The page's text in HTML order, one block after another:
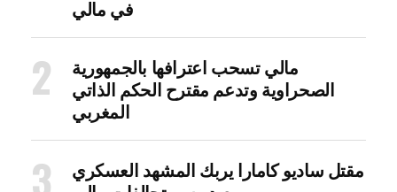
في مالي
مالي تسحب اعترافها بالجمهورية
الصحراوية وتدعم مقترح الحكم الذاتي
المغربي
مقتل ساديو كامارا يربك المشهد العسكري